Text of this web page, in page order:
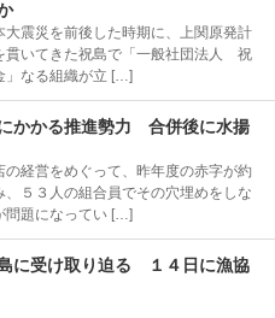
震災を前後した時期に、上関原発計
貫いてきた祝島で「一般社団法人 祝
」なる組織が立 […]
かかる推進勢力 合併後に水揚
経営をめぐって、昨年度の赤字が約
、５３人の組合員でその穴埋めをしな
問題になってい […]
に受け取り迫る １４日に漁協